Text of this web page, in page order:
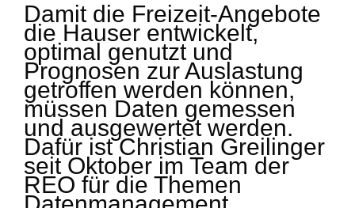
Damit die Freizeit-Angebote
die Hauser entwickelt,
optimal genutzt und
Prognosen zur Auslastung
getroffen werden können,
müssen Daten gemessen
und ausgewertet werden.
Dafür ist Christian Greilinger
seit Oktober im Team der
REO für die Themen